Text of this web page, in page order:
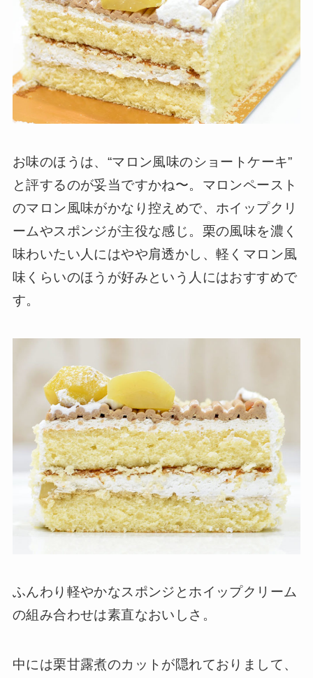
お味のほうは、“マロン風味のショートケーキ”
と評するのが妥当ですかね〜。マロンペースト
のマロン風味がかなり控えめで、ホイップクリ
ームやスポンジが主役な感じ。栗の風味を濃く
味わいたい人にはやや肩透かし、軽くマロン風
味くらいのほうが好みという人にはおすすめで
す。
ふんわり軽やかなスポンジとホイップクリーム
の組み合わせは素直なおいしさ。
中には栗甘露煮のカットが隠れておりまして、